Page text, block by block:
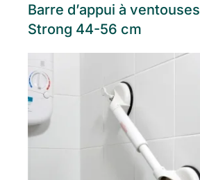
Barre d’appui à ventouses
Strong 44-56 cm